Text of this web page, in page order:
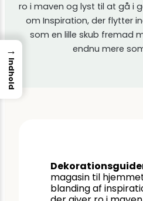
ro i maven og lyst til at gå i
om Inspiration, der flytter
som en lille skub fremad
endnu mere
magasin til
blanding af
→
Indhold